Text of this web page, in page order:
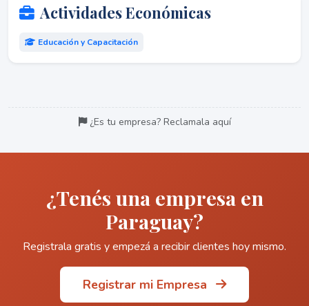
Actividades Económicas
Educación y Capacitación
¿Es tu empresa? Reclamala aquí
¿Tenés una empresa en
Paraguay?
Registrala gratis y empezá a recibir clientes hoy mismo.
Registrar mi Empresa